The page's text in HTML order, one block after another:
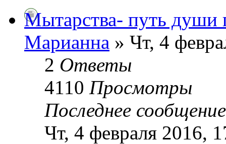
Мытарства- путь души
Марианна » Чт, 4
2 Ответы
4110 Просмотры
Последнее
Чт, 4 февраля 2016,